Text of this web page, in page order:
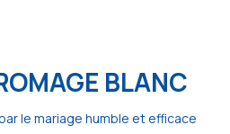
BLANC
le mariage humble et efficace